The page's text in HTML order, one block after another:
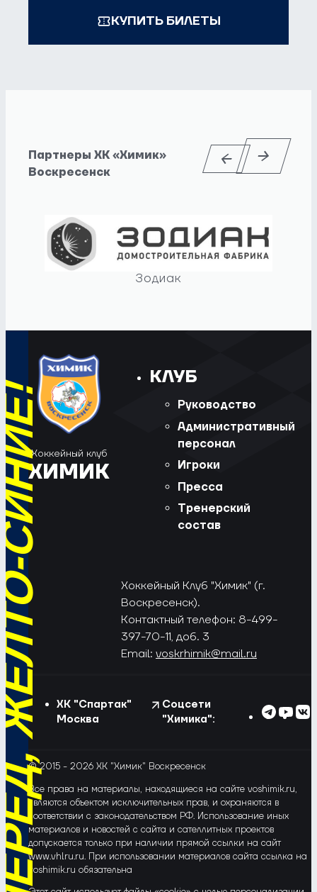
КУПИТЬ БИЛЕТЫ
Партнеры ХК «Химик»
Воскресенск
Зодиак
СИНИЕ!
Хоккейный клуб
ХИМИК
КЛУБ
Руководство
Административный
персонал
Игроки
Пресса
Тренерский
состав
Хоккейный Клуб "Химик" (г.
Воскресенск).
Контактный телефон: 8-499-
397-70-11, доб. 3
Email: voskrhimik@mail.ru
ХК "Спартак"
Москва
Соцсети
"Химика":
© 2015 - 2026 ХК "Химик" Воскресенск
Все права на материалы, находящиеся на сайте voshimik.ru,
являются объектом исключительных прав, и охраняются в
соответствии с законодательством РФ. Использование иных
материалов и новостей с сайта и сателлитных проектов
допускается только при наличии прямой ссылки на сайт
www.vhlru.ru. При использовании материалов сайта ссылка на
voshimik.ru обязательна